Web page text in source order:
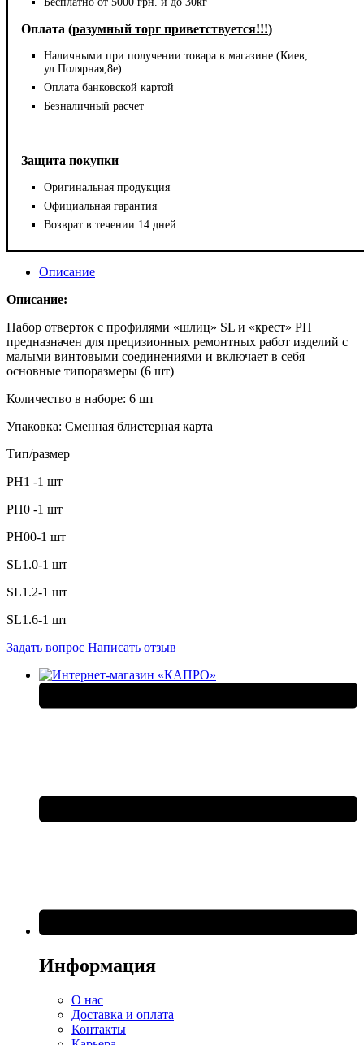
Оплата (разумный торг приветствуется!!!)
Наличными при получении товара в магазине (Киев,
ул.Полярная,8е)
Оплата банковской картой
Безналичный расчет
Защита покупки
Оригинальная продукция
Официальная гарантия
Возврат в течении 14 дней
Описание
Описание:
Набор отверток с профилями «шлиц» SL и «крест» PH
предназначен для прецизионных ремонтных работ изделий с
малыми винтовыми соединениями и включает в себя
основные типоразмеры (6 шт)
Количество в наборе: 6 шт
Упаковка: Сменная блистерная карта
Тип/размер
PH1 -1 шт
PH0 -1 шт
PH00-1 шт
SL1.0-1 шт
SL1.2-1 шт
SL1.6-1 шт
Задать вопрос Написать отзыв
Информация
О нас
Доставка и оплата
Контакты